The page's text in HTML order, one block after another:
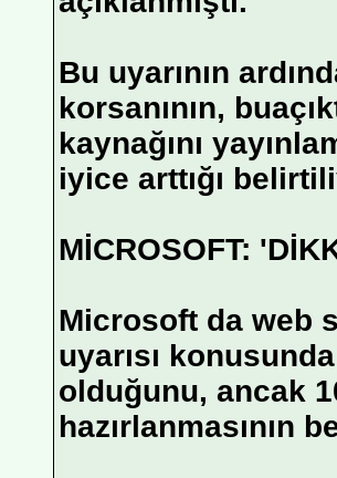
Bu uyarının
korsanının,
kaynağını
iyice arttığı
MİCROSOFT:
Microsoft da web
uyarısı
olduğunu, ancak
hazırlanmasının